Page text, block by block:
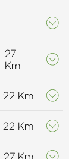
27
Km
22 Km
22 Km
27 Km